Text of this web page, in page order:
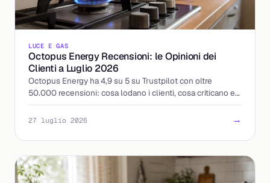
LUCE E GAS
Octopus Energy Recensioni: le Opinioni dei
Clienti a Luglio 2026
Octopus Energy ha 4,9 su 5 su Trustpilot con oltre
50.000 recensioni: cosa lodano i clienti, cosa criticano e
come leggere le opinioni prima di attivare.
27 luglio 2026 →